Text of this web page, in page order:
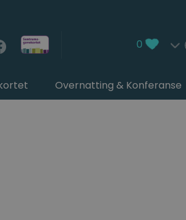
0
Overnatting & Konferanse